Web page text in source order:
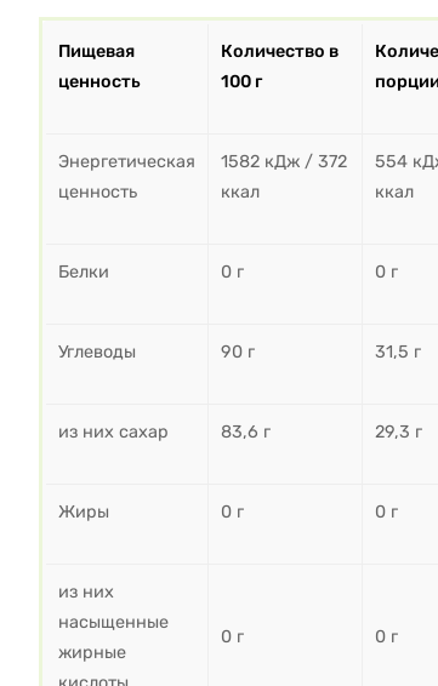
Пищевая
ценность
Количество в
100 г
Энергетическая
ценность
1582 кДж / 372
ккал
554
ккал
Белки 0 г 0 г
Углеводы 90 г 31,5 г
из них сахар 83,6 г 29,3 г
Жиры 0 г 0 г
из них
насыщенные
жирные
0 г 0 г